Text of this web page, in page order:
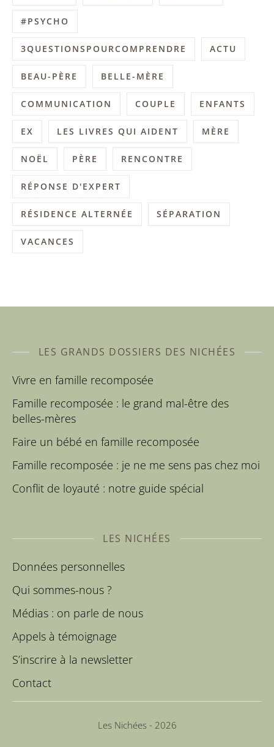
#PSYCHO
3QUESTIONSPOURCOMPRENDRE ACTU
BEAU-PÈRE BELLE-MÈRE
COMMUNICATION COUPLE ENFANTS
EX LES LIVRES QUI AIDENT MÈRE
NOËL PÈRE RENCONTRE
RÉPONSE D'EXPERT
RÉSIDENCE ALTERNÉE SÉPARATION
VACANCES
LES GRANDS DOSSIERS DES NICHÉES
Vivre en famille recomposée
Famille recomposée : le grand mal-être des
belles-mères
Faire un bébé en famille recomposée
Famille recomposée : je ne me sens pas chez moi
Conflit de loyauté : notre guide spécial
LES NICHÉES
Données personnelles
Qui sommes-nous ?
Médias : on parle de nous
Appels à témoignage
S’inscrire à la newsletter
Contact
Les Nichées - 2026